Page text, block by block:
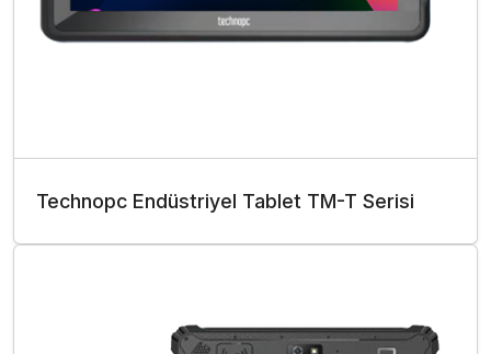
Technopc Endüstriyel Tablet TM-T Serisi